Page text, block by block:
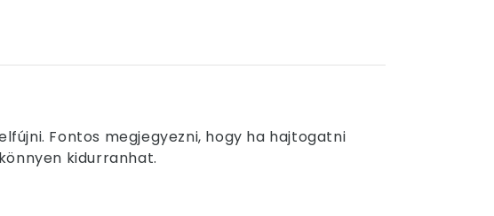
Fontos megjegyezni, hogy ha hajtogatni
kidurranhat.